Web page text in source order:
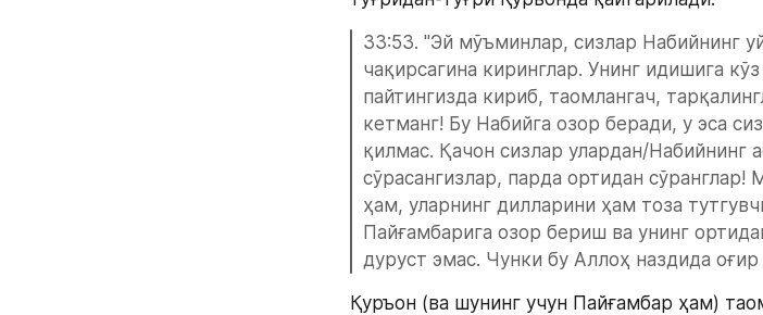
33:53. "Эй мўъминлар, сизлар Набийнинг
чақирсагина киринглар. Унинг идишига
пайтингизда кириб, таомлангач,
кетманг! Бу Набийга озор беради, у эса
қилмас. Қачон сизлар улардан/Набийнинг
сўрасангизлар, парда ортидан
ҳам, уларнинг дилларини ҳам тоза
Пайғамбарига озор бериш ва унинг
дуруст эмас. Чунки бу Аллоҳ наздида
Қуръон (ва шунинг учун Пайғамбар ҳам)